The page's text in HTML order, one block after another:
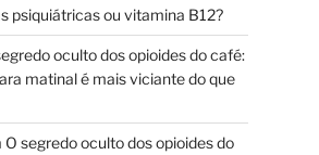
psiquiátricas ou vitamina B12?
oculto dos opioides do café:
matinal é mais viciante do que
O segredo oculto dos opioides do